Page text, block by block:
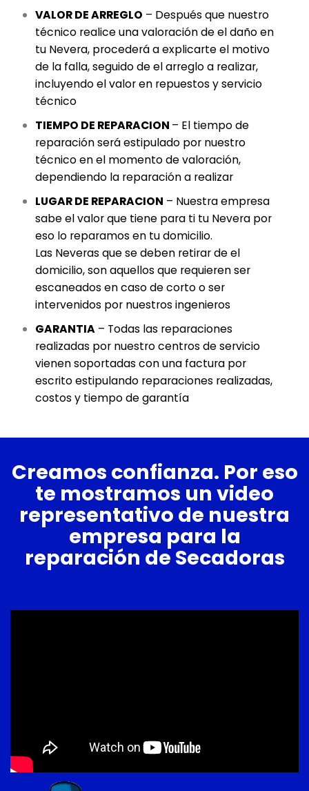
VALOR DE ARREGLO – Después que nuestro
técnico realice una valoración de el daño en
tu Nevera, procederá a explicarte el motivo
de la falla, seguido de el arreglo a realizar,
incluyendo el valor en repuestos y servicio
técnico
TIEMPO DE REPARACION – El tiempo de
reparación será estipulado por nuestro
técnico en el momento de valoración,
dependiendo la reparación a realizar
LUGAR DE REPARACION – Nuestra empresa
sabe el valor que tiene para ti tu Nevera por
eso lo reparamos en tu domicilio.
Las Neveras que se deben retirar de el
domicilio, son aquellos que requieren ser
escaneados en caso de corto o ser
intervenidos por nuestros ingenieros
GARANTIA– Todas las reparaciones
realizadas por nuestro centros de servicio
vienen soportadas con una factura por
escrito estipulando reparaciones realizadas,
costos y tiempo de garantía
Creamos confianza. Por eso
te mostramos un video
representativo de nuestra
empresa para la
reparación de Secadoras